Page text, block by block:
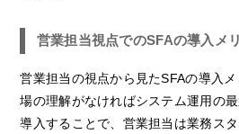
営業担当視点でのSFAの導入メ
営業担当の視点から見たSFAの導入
場の理解がなければシステム運用の
導入することで、営業担当は業務ス